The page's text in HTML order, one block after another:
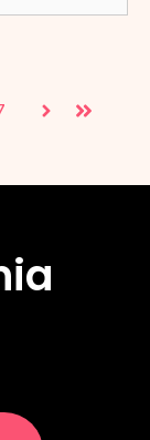
Ďalej